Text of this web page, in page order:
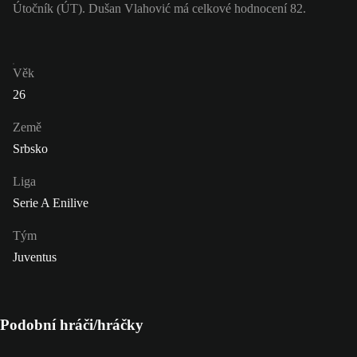
Útočník (ÚT). Dušan Vlahović má celkové hodnocení 82.
Věk
26
Země
Srbsko
Liga
Serie A Enilive
Tým
Juventus
Podobní hráči/hráčky